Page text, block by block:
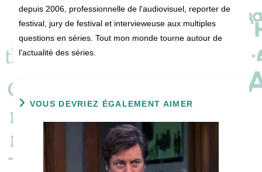
depuis 2006, professionnelle de l'audiovisuel, reporter de
festival, jury de festival et intervieweuse aux multiples
questions en séries. Tout mon monde tourne autour de
l'actualité des séries.
VOUS DEVRIEZ ÉGALEMENT AIMER